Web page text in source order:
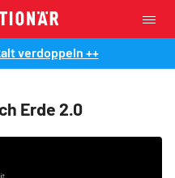
verdoppeln ++
Erde 2.0